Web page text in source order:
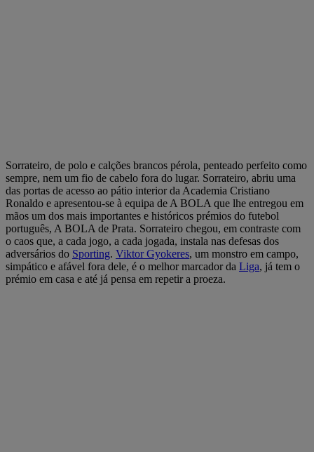
Sorrateiro, de polo e calções brancos pérola, penteado perfeito como
sempre, nem um fio de cabelo fora do lugar. Sorrateiro, abriu uma
das portas de acesso ao pátio interior da Academia Cristiano
Ronaldo e apresentou-se à equipa de A BOLA que lhe entregou em
mãos um dos mais importantes e históricos prémios do futebol
português, A BOLA de Prata. Sorrateiro chegou, em contraste com
o caos que, a cada jogo, a cada jogada, instala nas defesas dos
adversários do Sporting. Viktor Gyokeres, um monstro em campo,
simpático e afável fora dele, é o melhor marcador da Liga, já tem o
prémio em casa e até já pensa em repetir a proeza.